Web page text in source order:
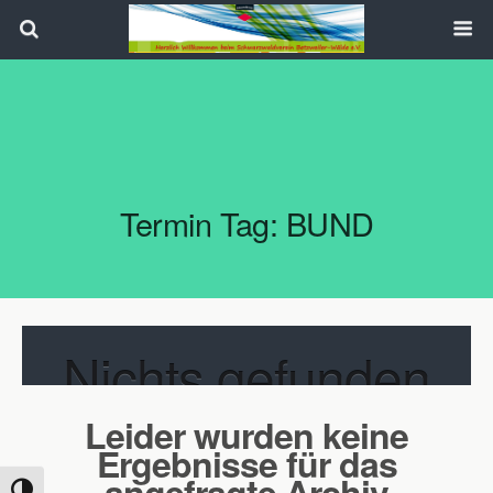
Termin Tag: BUND
Nichts gefunden
Leider wurden keine
Ergebnisse für das